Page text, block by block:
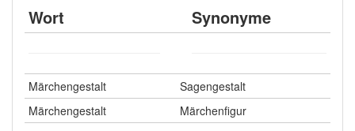
Wort Synonyme
Märchengestalt
Sagengestalt
Märchengestalt
Märchenfigur